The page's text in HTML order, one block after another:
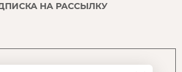
НА РАССЫЛКУ